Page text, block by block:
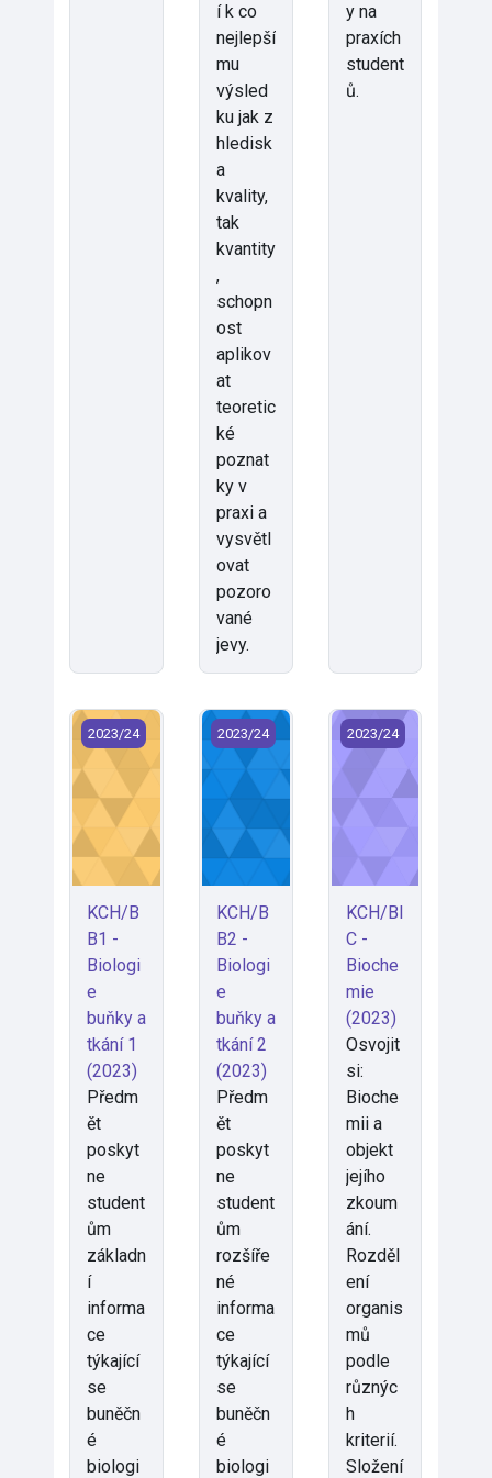
í k co
nejlepší
mu
výsled
ku jak z
hledisk
a
kvality,
tak
kvantity
,
schopn
ost
aplikov
at
teoretic
ké
poznat
ky v
praxi a
vysvětl
ovat
pozoro
vané
jevy.
y na
praxích
student
ů.
KCH/BB1 - Biologie buňky a tkání 1 (2023)
2023/24
KCH/B
B1 -
Biologi
e
buňky a
tkání 1
(2023)
Předm
ět
poskyt
ne
student
ům
základn
í
informa
ce
týkající
se
buněčn
é
biologi
KCH/BB2 - Biologie buňky a tkání 2
2023/24
KCH/B
B2 -
Biologi
e
buňky a
tkání 2
(2023)
Předm
ět
poskyt
ne
student
ům
rozšíře
né
informa
ce
týkající
se
buněčn
é
biologi
KCH/BIC -
2023/24
KCH/BI
C -
Bioche
mie
(2023)
Osvojit
si:
Bioche
mii a
objekt
jejího
zkoum
ání.
Rozděl
ení
organis
mů
podle
různýc
h
kriterií.
Složení